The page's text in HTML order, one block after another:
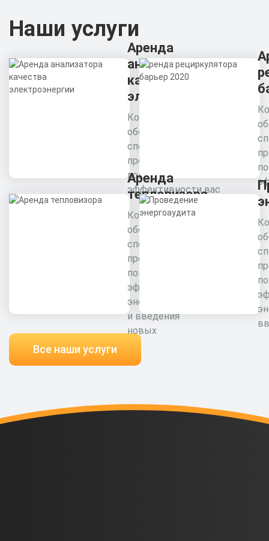
Наши услуги
Аренда
анализатора
качества
электроэнергии
Комплексное
обследование
специалистами
предприятия для
повышения
эффективности вас
Аренда
тепловизора
Комплексное
обследование
специалистами
предприятия для
повышения
эффективности
энергоресурсов
и введения
новых
Все наши услуги